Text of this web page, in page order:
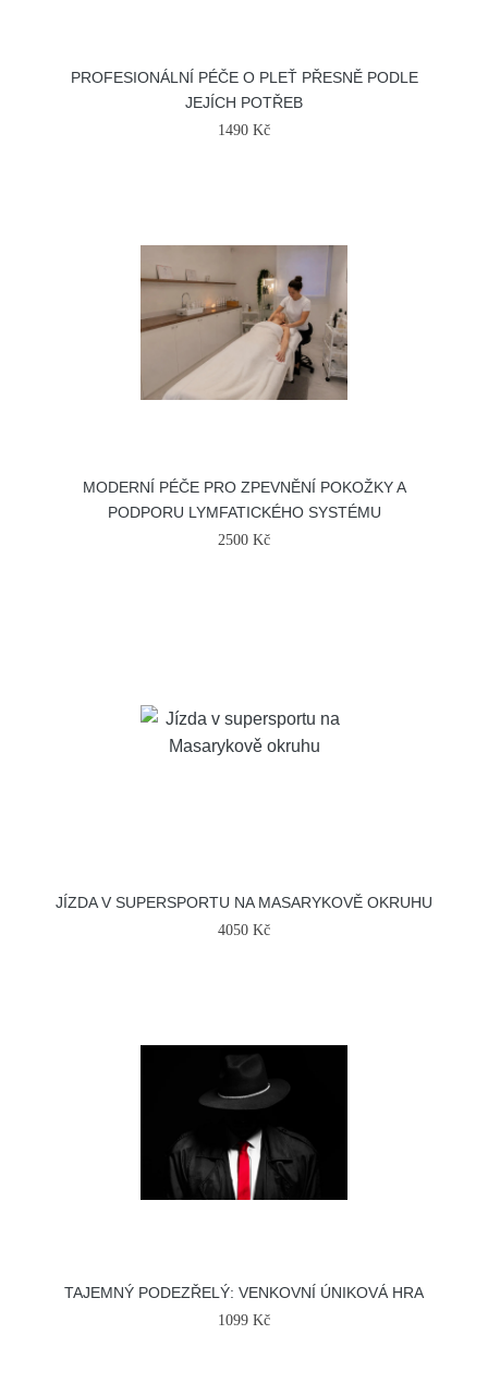
PROFESIONÁLNÍ PÉČE O PLEŤ PŘESNĚ PODLE
JEJÍCH POTŘEB
1490 Kč
MODERNÍ PÉČE PRO ZPEVNĚNÍ POKOŽKY A
PODPORU LYMFATICKÉHO SYSTÉMU
2500 Kč
JÍZDA V SUPERSPORTU NA MASARYKOVĚ OKRUHU
4050 Kč
TAJEMNÝ PODEZŘELÝ: VENKOVNÍ ÚNIKOVÁ HRA
1099 Kč